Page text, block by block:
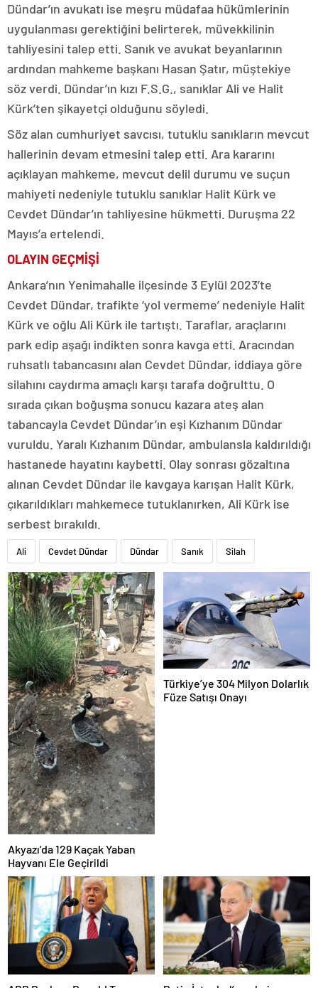
Dündar’ın avukatı ise meşru müdafaa hükümlerinin
uygulanması gerektiğini belirterek, müvekkilinin
tahliyesini talep etti. Sanık ve avukat beyanlarının
ardından mahkeme başkanı Hasan Şatır, müştekiye
söz verdi. Dündar’ın kızı F.S.G., sanıklar Ali ve Halit
Kürk’ten şikayetçi olduğunu söyledi.
Söz alan cumhuriyet savcısı, tutuklu sanıkların mevcut
hallerinin devam etmesini talep etti. Ara kararını
açıklayan mahkeme, mevcut delil durumu ve suçun
mahiyeti nedeniyle tutuklu sanıklar Halit Kürk ve
Cevdet Dündar’ın tahliyesine hükmetti. Duruşma 22
Mayıs’a ertelendi.
OLAYIN GEÇMİŞİ
Ankara’nın Yenimahalle ilçesinde 3 Eylül 2023’te
Cevdet Dündar, trafikte ‘yol vermeme’ nedeniyle Halit
Kürk ve oğlu Ali Kürk ile tartıştı. Taraflar, araçlarını
park edip aşağı indikten sonra kavga etti. Aracından
ruhsatlı tabancasını alan Cevdet Dündar, iddiaya göre
silahını caydırma amaçlı karşı tarafa doğrulttu. O
sırada çıkan boğuşma sonucu kazara ateş alan
tabancayla Cevdet Dündar’ın eşi Kızhanım Dündar
vuruldu. Yaralı Kızhanım Dündar, ambulansla kaldırıldığı
hastanede hayatını kaybetti. Olay sonrası gözaltına
alınan Cevdet Dündar ile kavgaya karışan Halit Kürk,
çıkarıldıkları mahkemece tutuklanırken, Ali Kürk ise
serbest bırakıldı.
Ali Cevdet Dündar Dündar Sanık Silah
Akyazı’da 129 Kaçak Yaban
Hayvanı Ele Geçirildi
Türkiye’ye 304 Milyon Dolarlık
Füze Satışı Onayı